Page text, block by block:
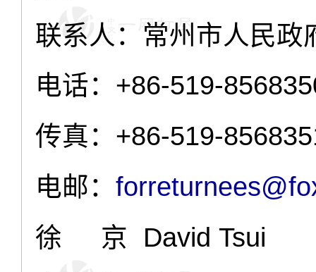
联系人：常州市人民政
电话： +86-519-
传真： +86-519-
电邮：
徐 京
David Tsui